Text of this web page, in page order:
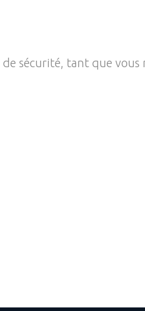
sécurité, tant que vous